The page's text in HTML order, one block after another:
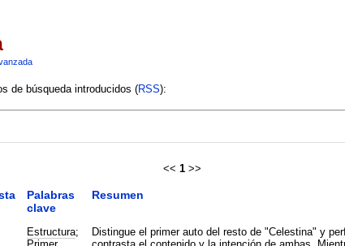
de búsqueda introducidos (RSS):
<< 1 >>
Palabras
clave
Resumen
Estructura;
Distingue el primer auto del resto de "Celestina" y